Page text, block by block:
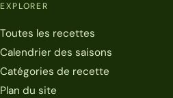
EXPLORER
Toutes les recettes
Calendrier des saisons
Catégories de recette
Plan du site